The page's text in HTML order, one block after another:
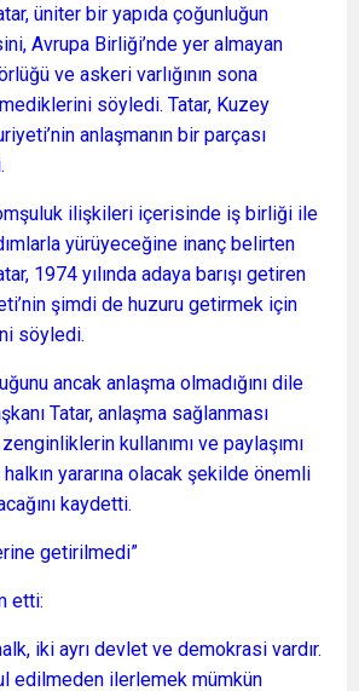
üniter bir yapıda çoğunluğun
Avrupa Birliği’nde yer almayan
ve askeri varlığının sona
söyledi. Tatar, Kuzey
anlaşmanın bir parçası
ilişkileri içerisinde iş birliği ile
yürüyeceğine inanç belirten
1974 yılında adaya barışı getiren
şimdi de huzuru getirmek için
söyledi.
ancak anlaşma olmadığını dile
Tatar, anlaşma sağlanması
kullanımı ve paylaşımı
yararına olacak şekilde önemli
kaydetti.
getirilmedi”
etti:
iki ayrı devlet ve demokrasi vardır.
edilmeden ilerlemek mümkün